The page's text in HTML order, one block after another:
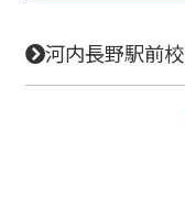
河内長野駅前校